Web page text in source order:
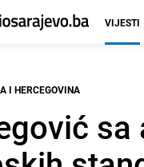
VIJESTI
I HERCEGOVINA